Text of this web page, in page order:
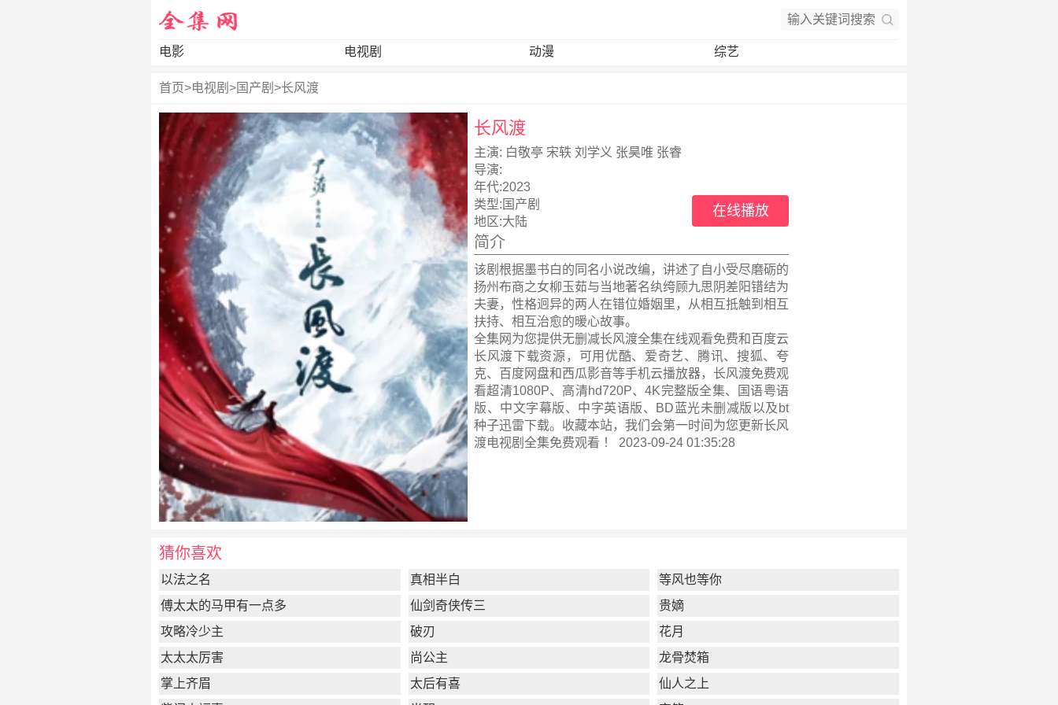
电影 电视剧 动漫 综艺
首页>电视剧 >国产剧 >长风渡
长风渡
主演: 白敬亭 宋轶 刘学义 张昊唯 张睿
导演:
年代:2023
类型: 国产剧
地区:大陆
在线播放
简介
该剧根据墨书白的同名小说改编，讲述了自小受尽磨砺的
扬州布商之女柳玉茹与当地著名纨绔顾九思阴差阳错结为
夫妻，性格迥异的两人在错位婚姻里，从相互抵触到相互
扶持、相互治愈的暖心故事。
全集网为您提供无删减长风渡全集在线观看免费和百度云
长风渡下载资源，可用优酷、爱奇艺、腾讯、搜狐、夸
克、百度网盘和西瓜影音等手机云播放器，长风渡免费观
看超清1080P、高清hd720P、4K完整版全集、国语粤语
版、中文字幕版、中字英语版、BD蓝光未删减版以及bt
种子迅雷下载。收藏本站，我们会第一时间为您更新长风
渡电视剧全集免费观看 ！ 2023-09-24 01:35:28
猜你喜欢
以法之名 真相半白
等风也等你
傅太太的马甲有一点多
仙剑奇侠传三
贵嫡
攻略冷少主
破刃
花月
太太太厉害
尚公主
龙骨焚箱
掌上齐眉
太后有喜
仙人之上